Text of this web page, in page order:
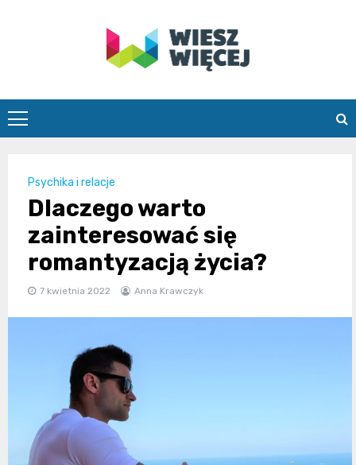
Psychika i relacje
Dlaczego warto
zainteresować się
romantyzacją życia?
7 kwietnia 2022 Anna Krawczyk